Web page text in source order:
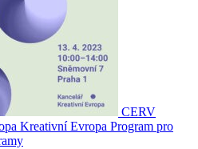
CERV
Kreativní Evropa Program pro